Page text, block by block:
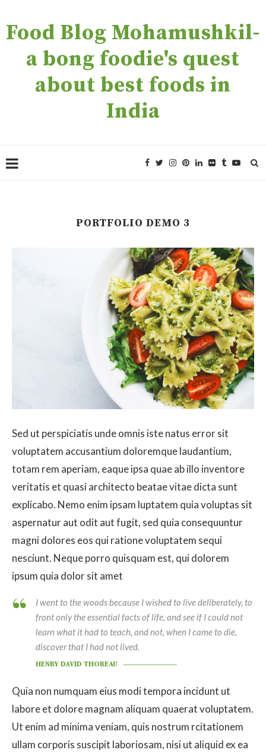
Food Blog Mohamushkil-
a bong foodie's quest
about best foods in
India
PORTFOLIO DEMO 3
Sed ut perspiciatis unde omnis iste natus error sit
voluptatem accusantium doloremque laudantium,
totam rem aperiam, eaque ipsa quae ab illo inventore
veritatis et quasi architecto beatae vitae dicta sunt
explicabo. Nemo enim ipsam luptatem quia voluptas sit
aspernatur aut odit aut fugit, sed quia consequuntur
magni dolores eos qui ratione voluptatem sequi
nesciunt. Neque porro quisquam est, qui dolorem
ipsum quia dolor sit amet
I went to the woods because I wished to live deliberately, to
front only the essential facts of life, and see if I could not
learn what it had to teach, and not, when I came to die,
discover that I had not lived.
HENRY DAVID THOREAU
Quia non numquam eius modi tempora incidunt ut
labore et dolore magnam aliquam quaerat voluptatem.
Ut enim ad minima veniam, quis nostrum rcitationem
ullam corporis suscipit laboriosam, nisi ut aliquid ex ea